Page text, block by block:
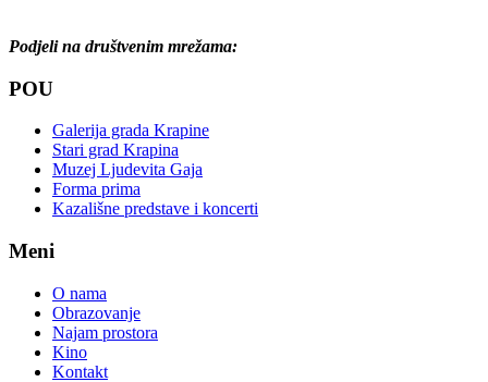
Podjeli na društvenim mrežama:
POU
Galerija grada Krapine
Stari grad Krapina
Muzej Ljudevita Gaja
Forma prima
Kazališne predstave i koncerti
Meni
O nama
Obrazovanje
Najam prostora
Kino
Kontakt